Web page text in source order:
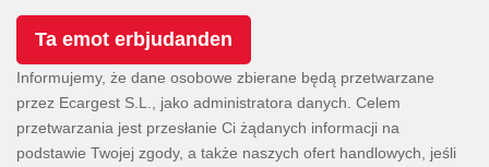
Informujemy, że dane osobowe zbierane będą przetwarzane
przez Ecargest S.L., jako administratora danych. Celem
przetwarzania jest przesłanie Ci żądanych informacji na
podstawie Twojej zgody, a także naszych ofert handlowych, jeśli